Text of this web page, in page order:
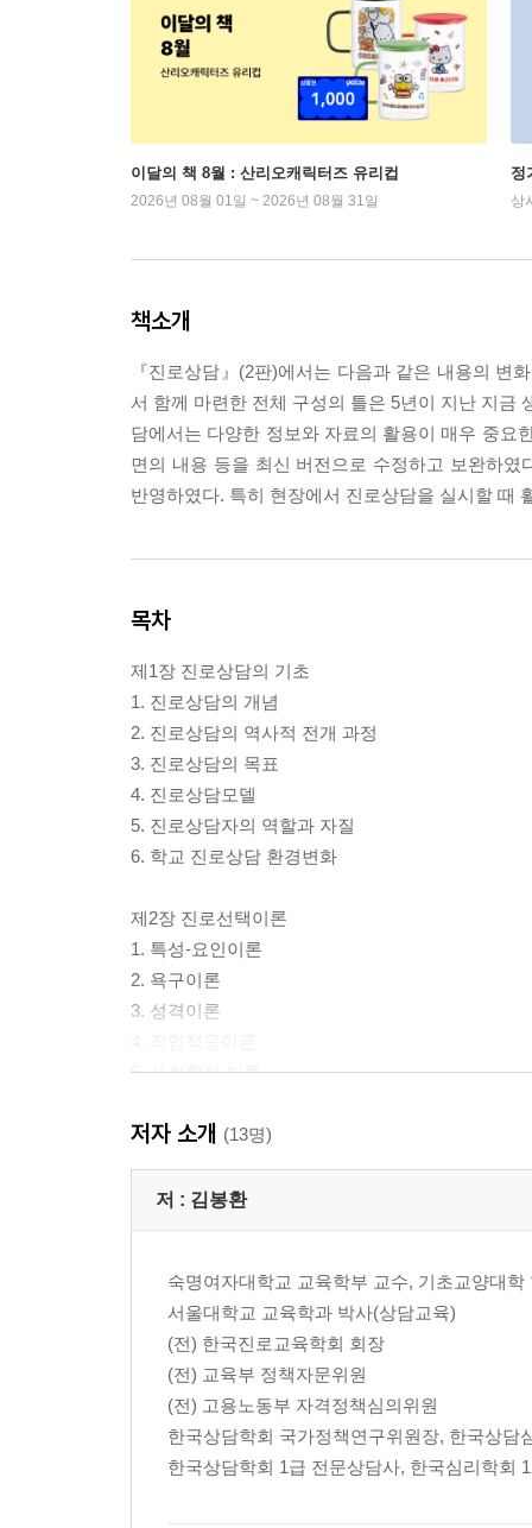
이달의 책 8월 : 산리오캐릭터즈 유리컵
2026년 08월 01일 ~ 2026년 08월 31일
정
상
책소개
『진로상담』(2판)에서는 다음과 같은 내용의
서 함께 마련한 전체 구성의 틀은 5년이 지난 지금
담에서는 다양한 정보와 자료의 활용이 매우 중요
면의 내용 등을 최신 버전으로 수정하고 보완하
반영하였다. 특히 현장에서 진로상담을 실시할 때
목차
제1장 진로상담의 기초
1. 진로상담의 개념
2. 진로상담의 역사적 전개 과정
3. 진로상담의 목표
4. 진로상담모델
5. 진로상담자의 역할과 자질
6. 학교 진로상담 환경변화
제2장 진로선택이론
1. 특성-요인이론
2. 욕구이론
3. 성격이론
5. 사회학적 이론
제3장 진로발달이론
1. 긴즈버그의 진로선택발달이론
제4장 진로이론의 최근 경향
1. 크럼볼츠 사회학습진로이론의 새로운 관점
2. 맥락적 관점을 강조하는 사회인지진로이론
3. 구성주의 진로이론
제5장 진로상담의 과정
저자 소개 (13명)
저 : 김봉환
숙명여자대학교 교육학부 교수, 기초교양대학
서울대학교 교육학과 박사(상담교육)
(전) 한국진로교육학회 회장
(전) 교육부 정책자문위원
(전) 고용노동부 자격정책심의위원
한국상담학회 국가정책연구위원장, 한국상담
한국상담학회 1급 전문상담사, 한국심리학회